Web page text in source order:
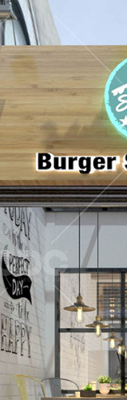
án nhà hàng do
CÓ
xen lẫn hơi
đặc trưng